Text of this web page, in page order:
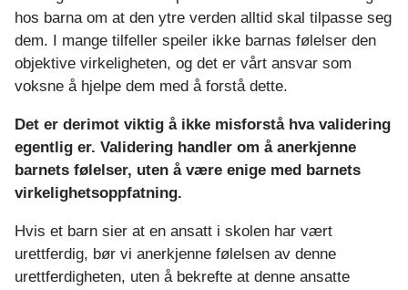
hos barna om at den ytre verden alltid skal tilpasse seg
dem. I mange tilfeller speiler ikke barnas følelser den
objektive virkeligheten, og det er vårt ansvar som
voksne å hjelpe dem med å forstå dette.
Det er derimot viktig å ikke misforstå hva validering
egentlig er. Validering handler om å anerkjenne
barnets følelser, uten å være enige med barnets
virkelighetsoppfatning.
Hvis et barn sier at en ansatt i skolen har vært
urettferdig, bør vi anerkjenne følelsen av denne
urettferdigheten, uten å bekrefte at denne ansatte